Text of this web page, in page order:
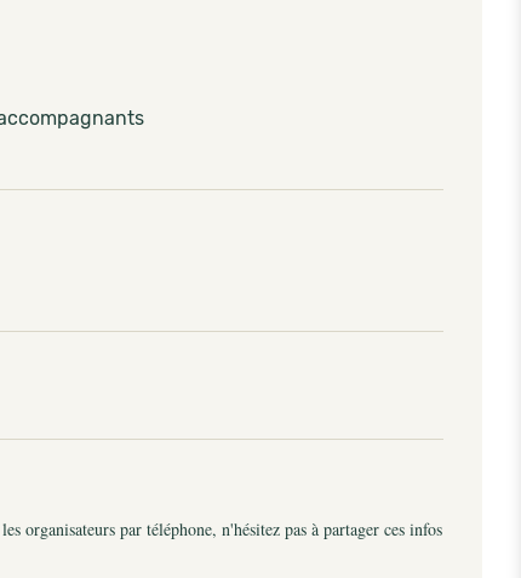
organisateurs par téléphone, n'hésitez pas à partager ces infos